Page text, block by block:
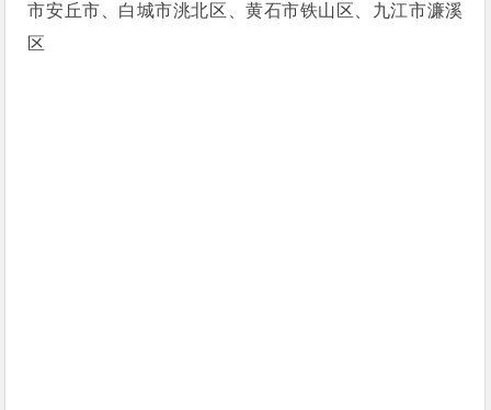
市安丘市、白城市洮北区、黄石市铁山区、九江市濂溪
区